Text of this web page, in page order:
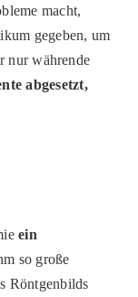
macht,
gegeben, um
nur währende
abgesetzt,
ein
so große
Röntgenbilds